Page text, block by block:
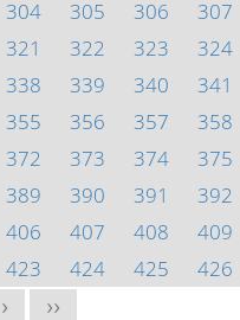
304 305 306 307
321 322 323 324
338 339 340 341
355 356 357 358
372 373 374 375
389 390 391 392
406 407 408 409
423 424 425 426
> >>